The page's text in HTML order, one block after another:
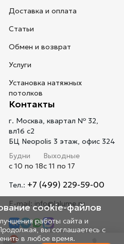
0
Доставка и оплата
Статьи
Обмен и возврат
Услуги
Установка натяжных
потолков
Контакты
г. Москва, квартал № 32,
вл16 с2
БЦ Neopolis 3 этаж, офис 324
Будни
с 10 по 18
Выходные
с 11 по 17
Тел.: +7 (499) 229-59-00
E-mail: info@lalume.ru
cookie-файлов
работы сайта и
вы соглашаетесь с
в любое время.